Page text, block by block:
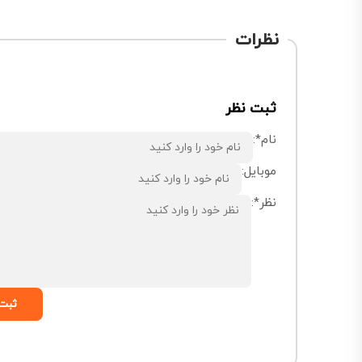
نظرات
ثبت نظر
نام*:
موبایل:
نظر*: